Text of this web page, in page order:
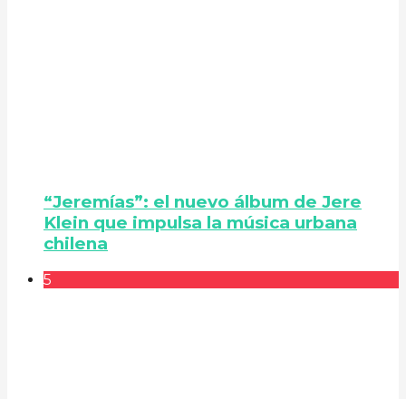
“Jeremías”: el nuevo álbum de Jere
Klein que impulsa la música urbana
chilena
5